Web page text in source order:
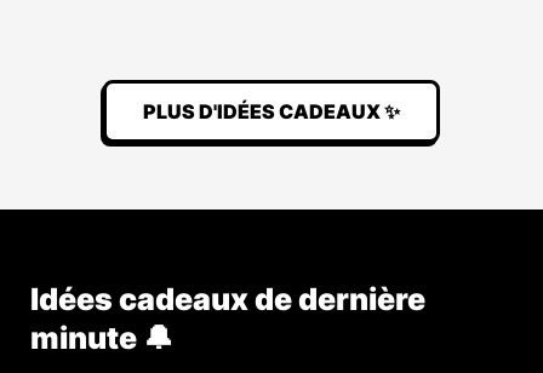
PLUS D'IDÉES CADEAUX ✨
Idées cadeaux de dernière
minute 🔔